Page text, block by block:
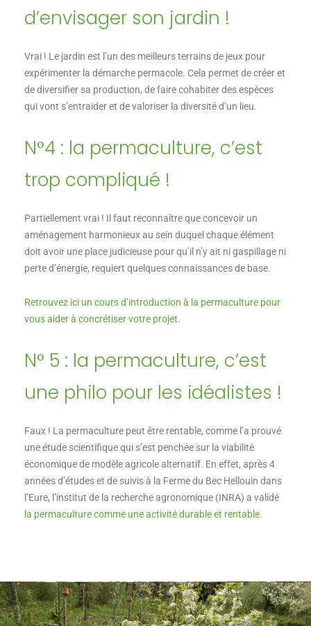
d’envisager son jardin !
Vrai ! Le jardin est l’un des meilleurs terrains de jeux pour
expérimenter la démarche permacole. Cela permet de créer et
de diversifier sa production, de faire cohabiter des espèces
qui vont s’entraider et de valoriser la diversité d’un lieu.
N°4 : la permaculture, c’est
trop compliqué !
Partiellement vrai ! Il faut reconnaître que concevoir un
aménagement harmonieux au sein duquel chaque élément
doit avoir une place judicieuse pour qu’il n’y ait ni gaspillage ni
perte d’énergie, requiert quelques connaissances de base.
Retrouvez ici un cours d’introduction à la permaculture pour
vous aider à concrétiser votre projet.
N° 5 : la permaculture, c’est
une philo pour les idéalistes !
Faux ! La permaculture peut être rentable, comme l’a prouvé
une étude scientifique qui s’est penchée sur la viabilité
économique de modèle agricole alternatif. En effet, après 4
années d’études et de suivis à la Ferme du Bec Hellouin dans
l’Eure, l’institut de la recherche agronomique (INRA) a validé
la permaculture comme une activité durable et rentable.